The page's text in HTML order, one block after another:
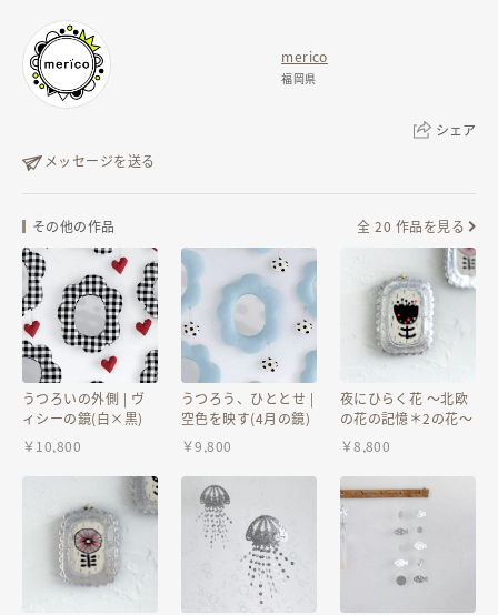
る場合がございますのでお取扱いにご注意くださいませ。
■記載寸法と若干異なる場合があります。
⚫︎クリックポスト
⚫︎こねこ便
(追跡/ 有り ※補償/3000円まで)→¥420
どちらかをお選びください。
※ クリックポスト発送は送料を安くおさえることができますが、輸送中
に破損・紛失など、様々なトラブルがおきる可能性があり、それについ
ての補償が一切ないサービスとなっています。
作品の保護・梱包はしっかりといたしますが、発送商品の輸送中のトラ
知おきください。
--------------------------------------------
⚫︎mericoの作品は、1つ1つが手作業のため制作に時間が掛かります。
merico
福岡県
シェア
リンクをコピー
メッセージを送る
その他の作品 全 20 作品を見る
うつろいの外側 | ヴ
ィシーの鏡(白×黒)
￥10,800
うつろう、ひととせ |
空色を映す(4月の鏡)
￥9,800
夜にひらく花 〜北欧
の花の記憶＊2の花〜
￥8,800